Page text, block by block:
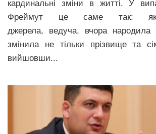
кардинальні зміни в житті. У
Фреймут це саме так: як
джерела, ведуча, вчора народила
змінила не тільки прізвище та
вийшовши...